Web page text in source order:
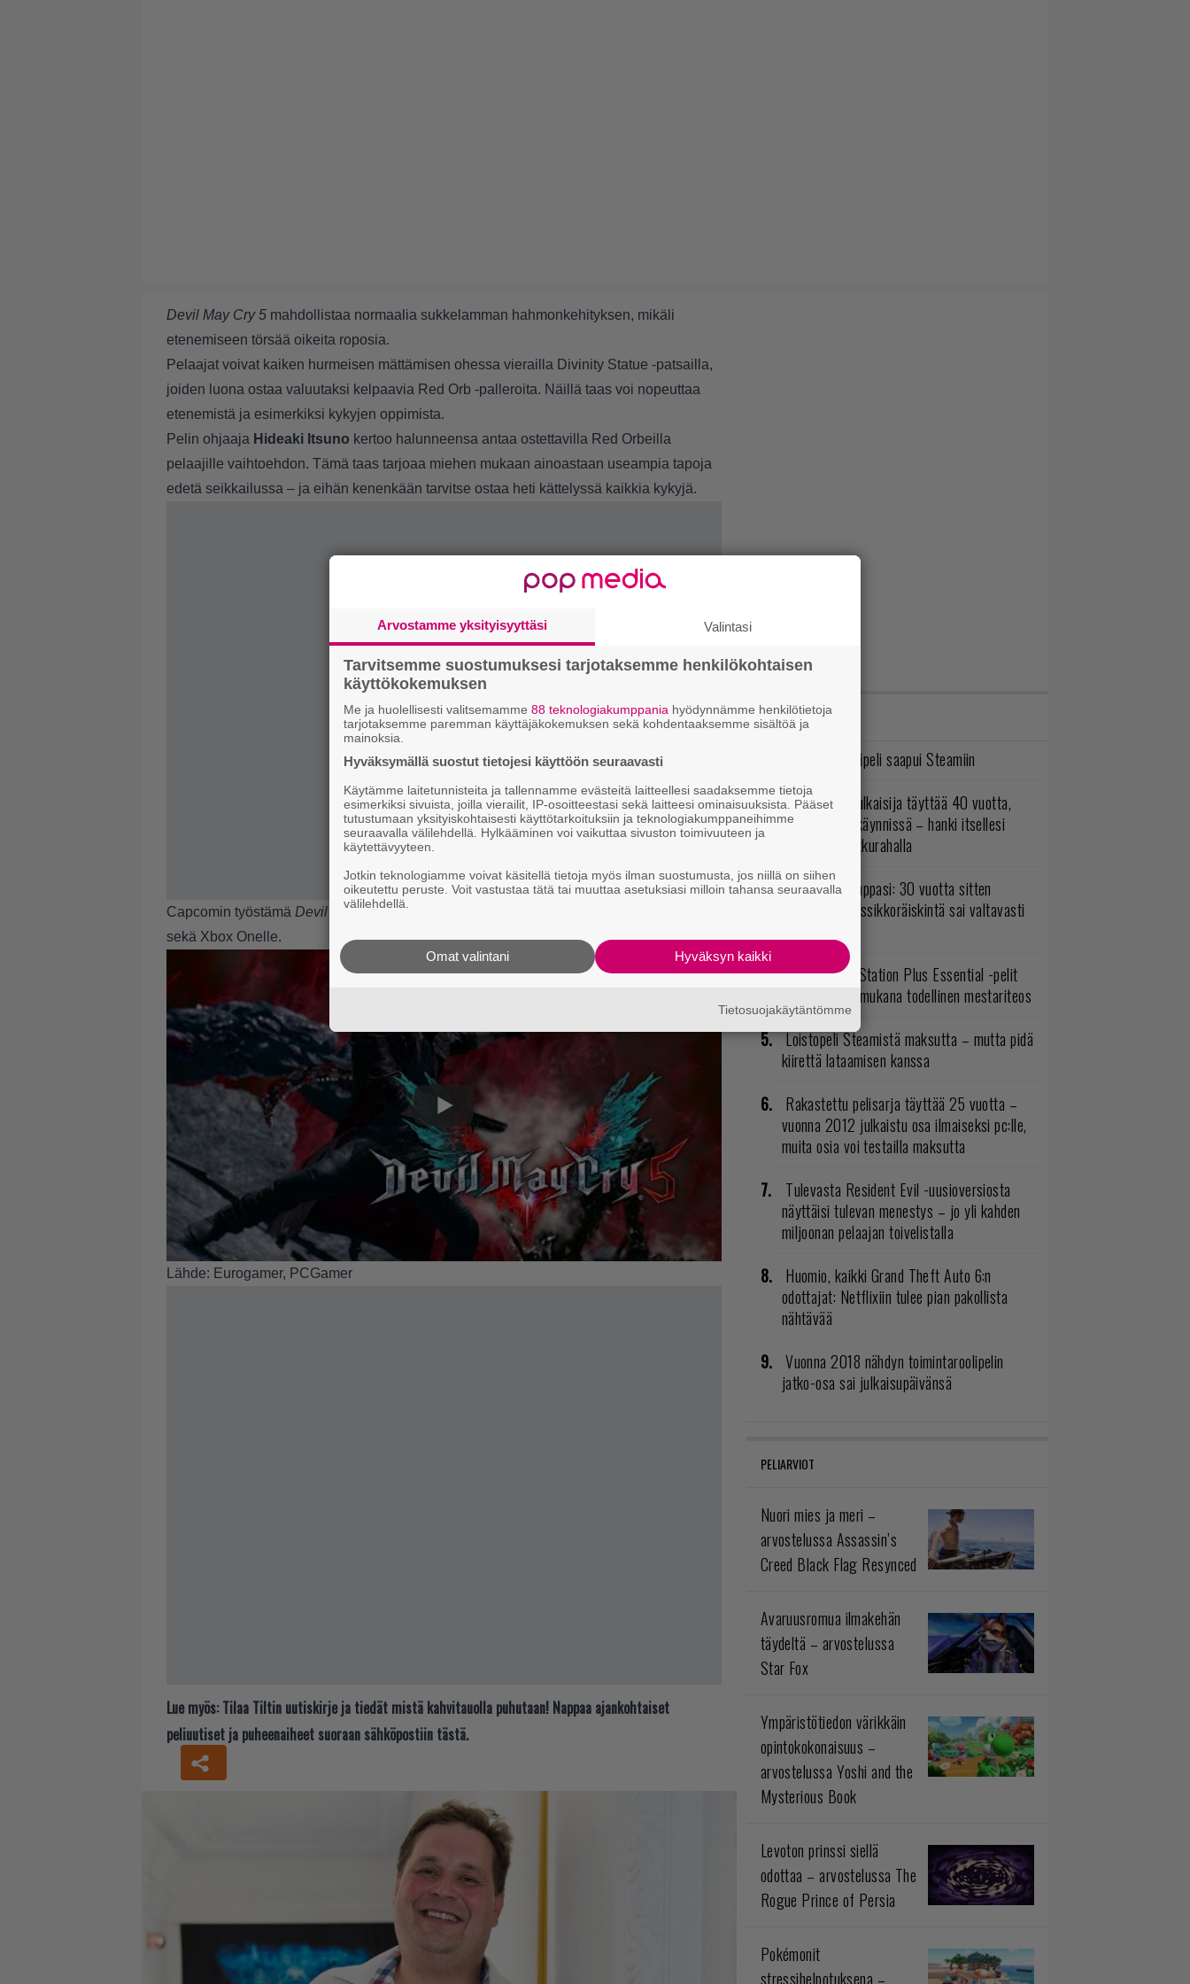
Devil May Cry 5 mahdollistaa normaalia sukkelamman hahmonkehityksen, mikäli
etenemiseen törsää oikeita roposia.
Pelaajat voivat kaiken hurmeisen mättämisen ohessa vierailla Divinity Statue -patsailla,
joiden luona ostaa valuutaksi kelpaavia Red Orb -palleroita. Näillä taas voi nopeuttaa
etenemistä ja esimerkiksi kykyjen oppimista.
Pelin ohjaaja Hideaki Itsuno kertoo halunneensa antaa ostettavilla Red Orbeilla
pelaajille vaihtoehdon. Tämä taas tarjoaa miehen mukaan ainoastaan useampia tapoja
edetä seikkailussa – ja eihän kenenkään tarvitse ostaa heti kättelyssä kaikkia kykyjä.
Capcomin työstämä Devil May Cry 5julkaistaan 8. maaliskuuta PC:lle, PlayStation 4:lle
sekä Xbox Onelle.
Lähde: Eurogamer, PCGamer
Lue myös: Tilaa Tiltin uutiskirje ja tiedät mistä kahvitauolla puhutaan! Nappaa ajankohtaiset
peliuutiset ja puheenaiheet suoraan sähköpostiin tästä.
LUETUIMMAT JUTUT
Ubisoftin hittipeli saapui Steamiin
Rakastettu julkaisija täyttää 40 vuotta,
valtavat alet käynnissä – hanki itsellesi
klassikoita pikkurahalla
No johan pomppasi: 30 vuotta sitten
ilmestynyt klassikkoräiskintä sai valtavasti
Elokuun PlayStation Plus Essential -pelit
ilmestyivät – mukana todellinen mestariteos
Loistopeli Steamistä maksutta – mutta pidä
kiirettä lataamisen kanssa
Rakastettu pelisarja täyttää 25 vuotta –
vuonna 2012 julkaistu osa ilmaiseksi pc:lle,
muita osia voi testailla maksutta
Tulevasta Resident Evil -uusioversiosta
näyttäisi tulevan menestys – jo yli kahden
miljoonan pelaajan toivelistalla
Huomio, kaikki Grand Theft Auto 6:n
odottajat: Netflixiin tulee pian pakollista
nähtävää
Vuonna 2018 nähdyn toimintaroolipelin
jatko-osa sai julkaisupäivänsä
PELIARVIOT
Nuori mies ja meri –
arvostelussa Assassin’s
Creed Black Flag Resynced
Avaruusromua ilmakehän
täydeltä – arvostelussa
Star Fox
Ympäristötiedon värikkäin
opintokokonaisuus –
arvostelussa Yoshi and the
Mysterious Book
Levoton prinssi siellä
odottaa – arvostelussa The
Rogue Prince of Persia
Pokémonit
stressihelpotuksena –
Arvostamme yksityisyyttäsi Valintasi
Tarvitsemme suostumuksesi tarjotaksemme henkilökohtaisen
käyttökokemuksen
Me ja huolellisesti valitsemamme 88 teknologiakumppania hyödynnämme henkilötietoja
tarjotaksemme paremman käyttäjäkokemuksen sekä kohdentaaksemme sisältöä ja
mainoksia.
Hyväksymällä suostut tietojesi käyttöön seuraavasti
Käytämme laitetunnisteita ja tallennamme evästeitä laitteellesi saadaksemme tietoja
esimerkiksi sivuista, joilla vierailit, IP-osoitteestasi sekä laitteesi ominaisuuksista. Pääset
tutustumaan yksityiskohtaisesti käyttötarkoituksiin ja teknologiakumppaneihimme
seuraavalla välilehdellä. Hylkääminen voi vaikuttaa sivuston toimivuuteen ja
käytettävyyteen.
Jotkin teknologiamme voivat käsitellä tietoja myös ilman suostumusta, jos niillä on siihen
oikeutettu peruste. Voit vastustaa tätä tai muuttaa asetuksiasi milloin tahansa seuraavalla
välilehdellä.
Hyväksyn kaikki
Omat valintani
Tietosuojakäytäntömme